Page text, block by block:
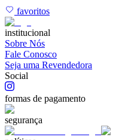
favoritos
institucional
Sobre Nós
Fale Conosco
Seja uma Revendedora
Social
formas de pagamento
segurança